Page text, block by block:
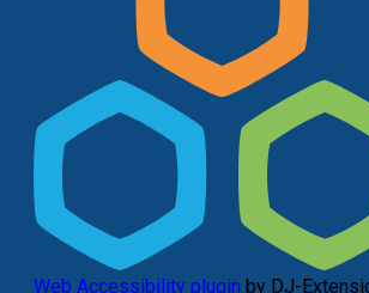
Web Accessibility plugin by DJ-